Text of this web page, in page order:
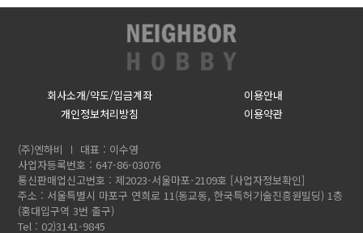
회사소개/약도/입금계좌
이용안내
개인정보처리방침
이용약관
(주)엔하비
대표 : 이수영
사업자등록번호 : 647-86-03076
통신판매업신고번호 : 제2023-서울마포-2109호 [사업자정보확인]
주소 : 서울특별시 마포구 연희로 11(동교동, 한국특허기술진흥원빌딩) 1층
(홍대입구역 3번 출구)
Tel : 02)3141-9845